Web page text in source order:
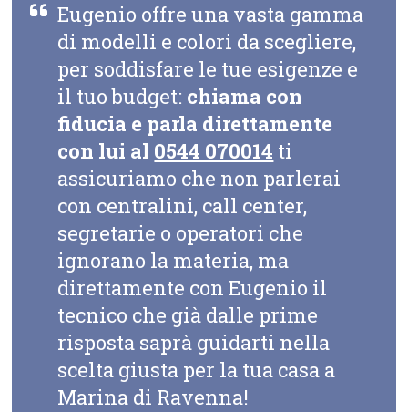
Eugenio offre una vasta gamma
di modelli e colori da scegliere,
per soddisfare le tue esigenze e
il tuo budget: chiama con
fiducia e parla direttamente
con lui al 0544 070014 ti
assicuriamo che non parlerai
con centralini, call center,
segretarie o operatori che
ignorano la materia, ma
direttamente con Eugenio il
tecnico che già dalle prime
risposta saprà guidarti nella
scelta giusta per la tua casa a
Marina di Ravenna!